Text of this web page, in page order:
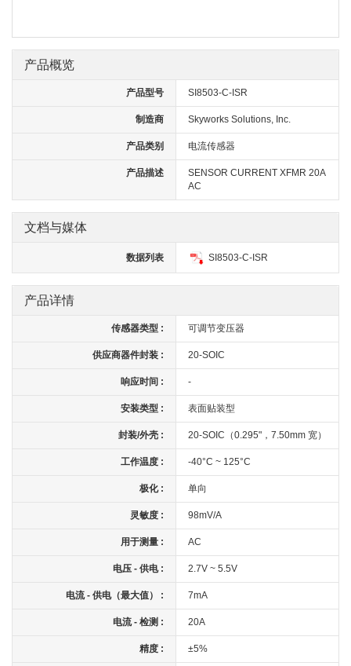
产品概览
产品型号 SI8503-C-ISR
制造商 Skyworks Solutions, Inc.
产品类别 电流传感器
产品描述
SENSOR CURRENT XFMR 20A
AC
文档与媒体
数据列表 SI8503-C-ISR
产品详情
传感器类型 : 可调节变压器
供应商器件封装 : 20-SOIC
响应时间 : -
安装类型 : 表面贴装型
封装/外壳 : 20-SOIC（0.295"，7.50mm 宽）
工作温度 : -40°C ~ 125°C
极化 : 单向
灵敏度 : 98mV/A
用于测量 : AC
电压 - 供电 : 2.7V ~ 5.5V
电流 - 供电（最大值） : 7mA
电流 - 检测 : 20A
精度 : ±5%